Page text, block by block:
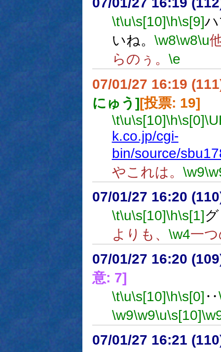
\t\u\s[10]\h\s[9]
いね。 \w8\w8\u
らのぅ。 \e
07/01/27 16:19
にゅう][投票: 19]
\t\u\s[10]\h\s[0]
k.co.jp/cgi-
bin/source/
やこれは。 \w9
07/01/27 16:20
\t\u\s[10]\h\s[1]
よりも、 \w4一
07/01/27 16:20
意: 7]
\t\u\s[10]\h\s[0] ‥
\w9\w9\u\s[10]
07/01/27 16:21